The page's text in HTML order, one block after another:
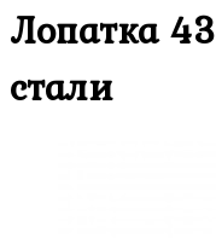
Лопатка
стали